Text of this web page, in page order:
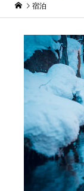
宿泊